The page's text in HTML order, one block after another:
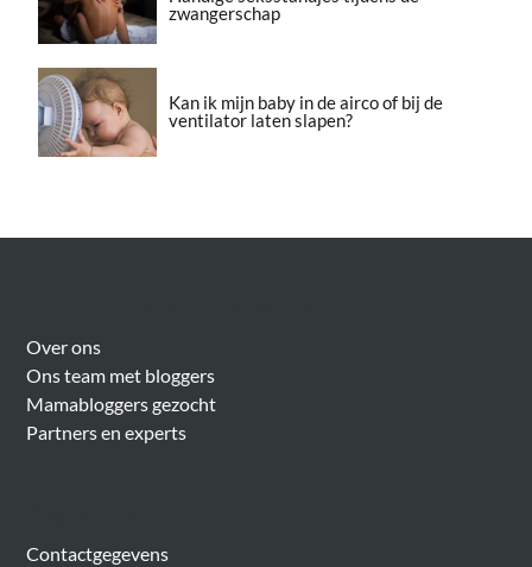
zwangerschap
Kan ik mijn baby in de airco of bij de
ventilator laten slapen?
Over ons
Ons team met bloggers
Mamabloggers gezocht
Partners en experts
Contactgegevens